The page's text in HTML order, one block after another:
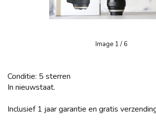
Image 1 / 6
Conditie: 5 sterren
In nieuwstaat.
Inclusief 1 jaar garantie en gratis